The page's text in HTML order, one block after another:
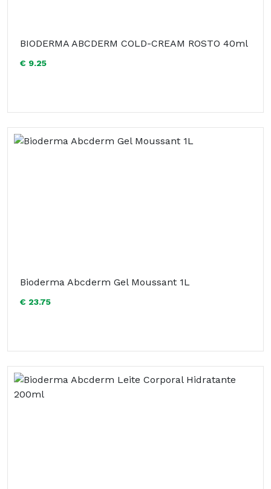
BIODERMA ABCDERM COLD-CREAM ROSTO 40ml
€ 9.25
Bioderma Abcderm Gel Moussant 1L
€ 23.75